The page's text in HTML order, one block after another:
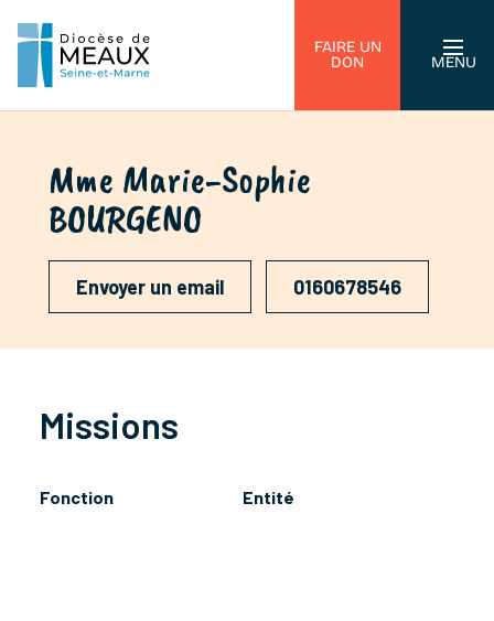
FAIRE UN
DON
MENU
Mme Marie-Sophie
BOURGENO
Envoyer un email 0160678546
Missions
Fonction Entité